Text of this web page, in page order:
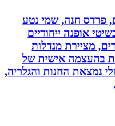
חנה, שמי נטע
ייחודיים
מנדלות
אישית של
החנות והגלריה,